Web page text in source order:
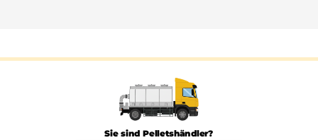
Sie sind Pelletshändler?